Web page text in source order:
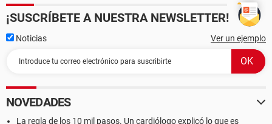
¡SUSCRÍBETE A NUESTRA NEWSLETTER!
Noticias Ver un ejemplo
NOVEDADES
La regla de los 10 mil pasos. Un cardiólogo explicó lo que es